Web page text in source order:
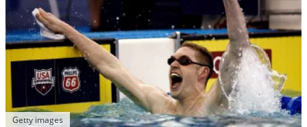
Getty images